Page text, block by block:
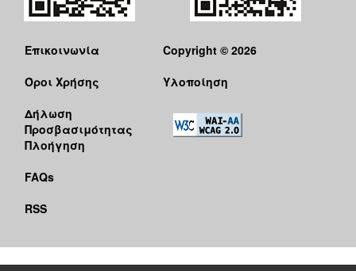
Επικοινωνία
Όροι Χρήσης
Δήλωση
Προσβασιμότητας
Πλοήγηση
FAQs
RSS
Copyright © 2026
Υλοποίηση